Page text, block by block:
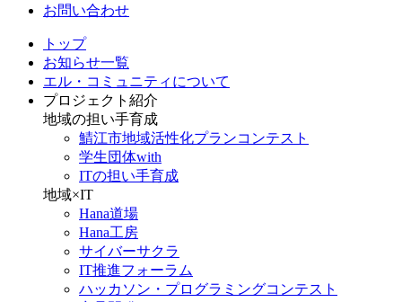
お問い合わせ
トップ
お知らせ一覧
エル・コミュニティについて
プロジェクト紹介
地域の担い手育成
鯖江市地域活性化プランコンテスト
学生団体with
ITの担い手育成
地域×IT
Hana道場
Hana工房
サイバーサクラ
IT推進フォーラム
ハッカソン・プログラミングコンテスト